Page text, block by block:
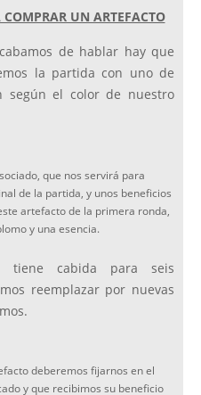
UN ARTEFACTO
de hablar hay que
la partida con uno de
según el color de nuestro
que nos servirá para
de la partida, y unos beneficios
artefacto de la primera ronda,
y una esencia.
tiene cabida para seis
reemplazar por nuevas
deberemos fijarnos en el
y que recibimos su beneficio